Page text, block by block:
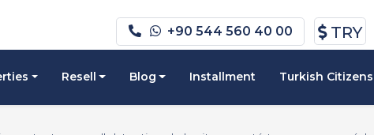
TRY
+90 544 560 40 00
Resell Blog Installment Turkish